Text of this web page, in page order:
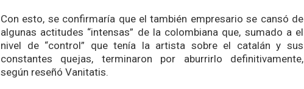
Con esto, se confirmaría que el también empresario se cansó de
algunas actitudes “intensas” de la colombiana que, sumado a el
nivel de “control” que tenía la artista sobre el catalány sus
constantes quejas, terminaron por aburrirlo definitivamente,
según reseñó Vanitatis.